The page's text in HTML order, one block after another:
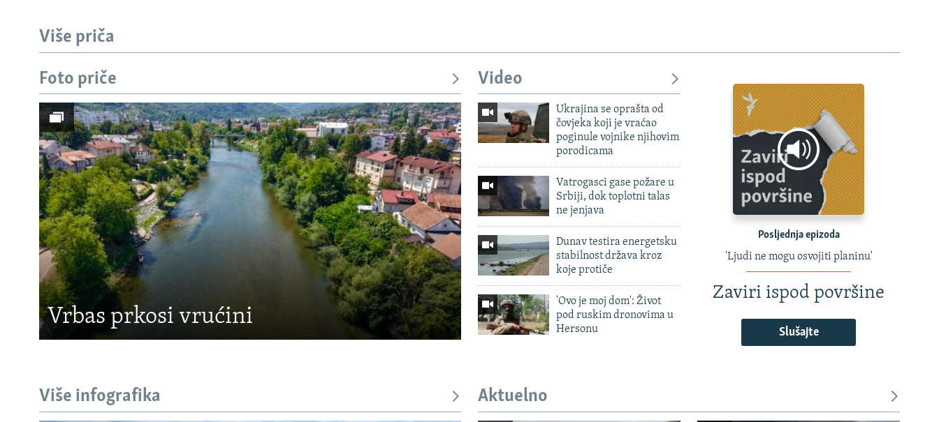
Više priča
Foto priče
Vrbas prkosi vrućini
Video
Ukrajina se oprašta od
čovjeka koji je vraćao
poginule vojnike njihovim
porodicama
Vatrogasci gase požare u
Srbiji, dok toplotni talas
ne jenjava
Dunav testira energetsku
stabilnost država kroz
koje protiče
'Ovo je moj dom': Život
pod ruskim dronovima u
Hersonu
Posljednja epizoda
'Ljudi ne mogu osvojiti planinu'
Zaviri ispod površine
Slušajte
Više infografika Aktuelno